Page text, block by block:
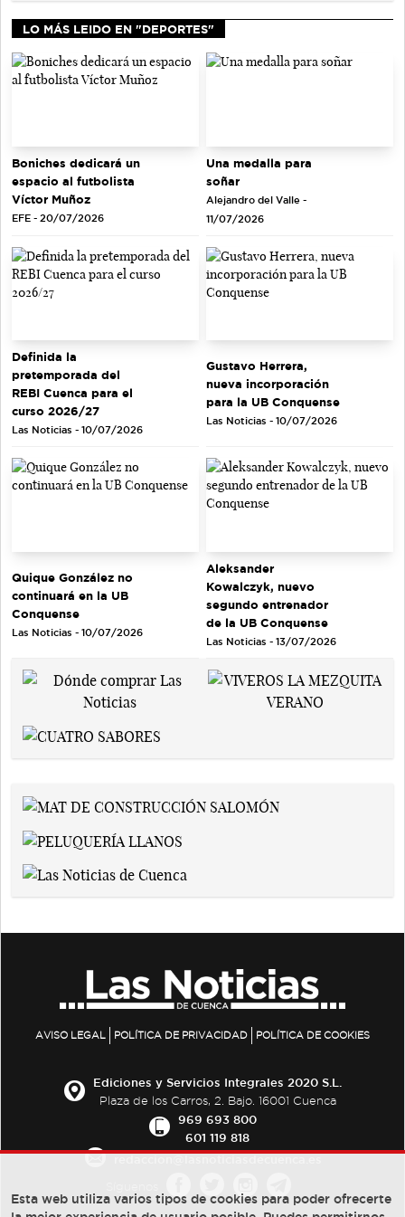
LO MÁS LEIDO EN "DEPORTES"
Boniches dedicará un
espacio al futbolista
Víctor Muñoz
EFE - 20/07/2026
Una medalla para
soñar
Alejandro del Valle -
11/07/2026
Definida la
pretemporada del
REBI Cuenca para el
curso 2026/27
Las Noticias - 10/07/2026
Gustavo Herrera,
nueva incorporación
para la UB Conquense
Las Noticias - 10/07/2026
Quique González no
continuará en la UB
Conquense
Las Noticias - 10/07/2026
Aleksander
Kowalczyk, nuevo
segundo entrenador
de la UB Conquense
Las Noticias - 13/07/2026
AVISO LEGAL POLÍTICA DE PRIVACIDAD POLÍTICA DE COOKIES
Ediciones y Servicios Integrales 2020 S.L.
Plaza de los Carros, 2. Bajo. 16001 Cuenca
969 693 800
601 119 818
Esta web utiliza varios tipos de cookies para poder ofrecerte